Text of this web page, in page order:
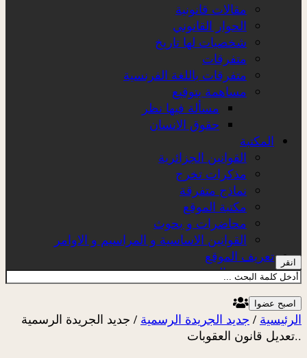
مقالات قانونية
الحوار القانوني
شخصيات لها تاريخ
متفرقات
متفرقات باللغة الفرنسية
مساهمة بتوقيع
مسألة فيها نظر
حقوق الانسان
المكتبة
القوانين الجزائرية
مذكرات تخرج
نماذج متفرقة
مكتبة الموقع
محاضرات و بحوث
القوانين الاساسية و المراسيم و الاوامر
تعريف الموقع
عن الموقع
انقر
اصبح عضوا
الرئيسية / جديد الجريدة الرسمية / جديد الجريدة الرسمية
..تعديل قانون العقوبات